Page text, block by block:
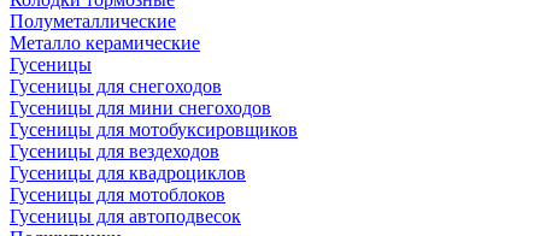
Полуметаллические
Металло керамические
Гусеницы
Гусеницы для снегоходов
Гусеницы для мини снегоходов
Гусеницы для мотобуксировщиков
Гусеницы для вездеходов
Гусеницы для квадроциклов
Гусеницы для мотоблоков
Гусеницы для автоподвесок